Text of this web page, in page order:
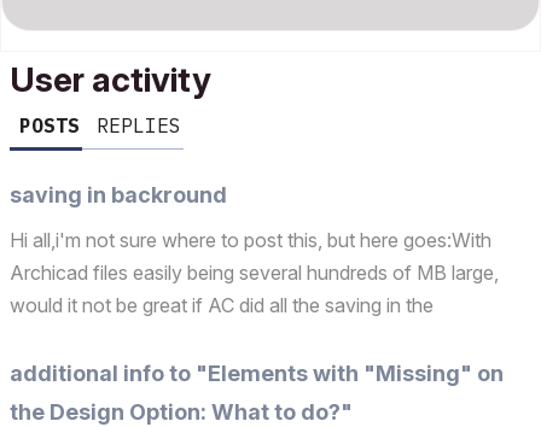
User activity
POSTS REPLIES
saving in backround
Hi all,i'm not sure where to post this, but here goes:With
Archicad files easily being several hundreds of MB large,
would it not be great if AC did all the saving in the
Photoshop, for example.Thanks for reading .)
additional info to "Elements with "Missing" on
the Design Option: What to do?"